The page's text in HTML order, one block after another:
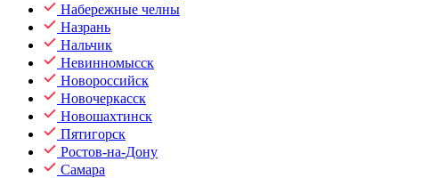
Набережные челны
Назрань
Нальчик
Невинномысск
Новороссийск
Новочеркасск
Новошахтинск
Пятигорск
Ростов-на-Дону
Самара